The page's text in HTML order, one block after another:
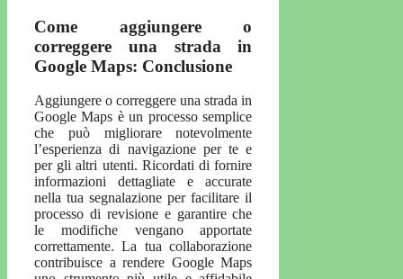
Come aggiungere o
correggere una strada in
Google Maps: Conclusione
Aggiungere o correggere una strada in
Google Maps è un processo semplice
che può migliorare notevolmente
l’esperienza di navigazione per te e
per gli altri utenti. Ricordati di fornire
informazioni dettagliate e accurate
nella tua segnalazione per facilitare il
processo di revisione e garantire che
le modifiche vengano apportate
correttamente. La tua collaborazione
contribuisce a rendere Google Maps